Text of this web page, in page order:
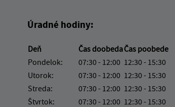
Úradné hodiny:
Deň Čas doobedaČas poobede
Pondelok:
07:30 - 12:00 12:30 - 15:30
Utorok:
07:30 - 12:00 12:30 - 15:30
Streda:
07:30 - 12:00 12:30 - 15:30
Štvrtok:
07:30 - 12:00 12:30 - 15:30